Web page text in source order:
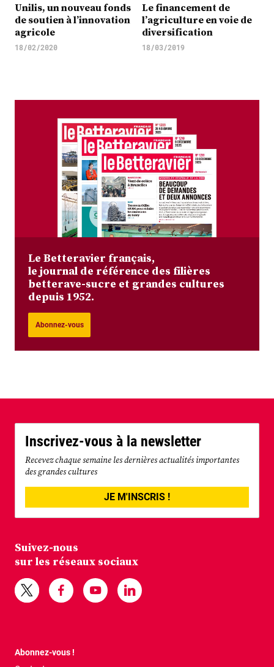
Unilis, un nouveau fonds
de soutien à l’innovation
agricole
18/02/2020
Le financement de
l’agriculture en voie de
diversification
18/03/2019
Le Betteravier français,
le journal de référence des filières
betterave-sucre et grandes cultures
depuis 1952.
Abonnez-vous
Inscrivez-vous à la newsletter
Recevez chaque semaine les dernières actualités importantes
des grandes cultures
JE M'INSCRIS !
Suivez-nous
sur les réseaux sociaux
Abonnez-vous !